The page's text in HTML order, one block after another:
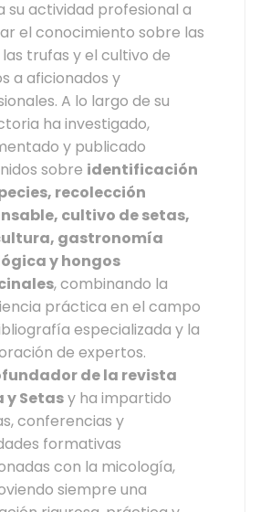
su actividad profesional a
el conocimiento sobre las
trufas y el cultivo de
a aficionados y
A lo largo de su
ha investigado,
y publicado
sobre identificación
recolección
cultivo de setas,
gastronomía
y hongos
, combinando la
práctica en el campo
especializada y la
de expertos.
de la revista
y Setasy ha impartido
conferencias y
formativas
con la micología,
siempre una